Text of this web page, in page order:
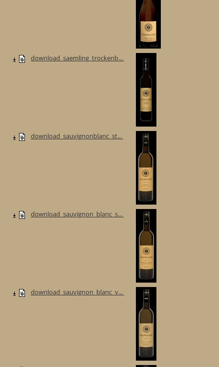
download_saemling_trockenb...
download_sauvignonblanc_st...
download_sauvignon_blanc_s...
download_sauvignon_blanc_v...